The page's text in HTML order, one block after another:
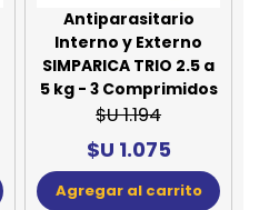
Antiparasitario
Interno y Externo
SIMPARICA TRIO 2.5 a
5 kg - 3 Comprimidos
$U 1.194
$U 1.075
Agregar al carrito